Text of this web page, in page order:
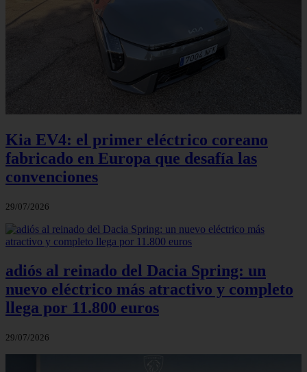
Kia EV4: el primer eléctrico coreano
fabricado en Europa que desafía las
convenciones
29/07/2026
adiós al reinado del Dacia Spring: un
nuevo eléctrico más atractivo y completo
llega por 11.800 euros
29/07/2026